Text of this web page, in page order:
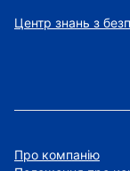
Центр знань з
Про компанію